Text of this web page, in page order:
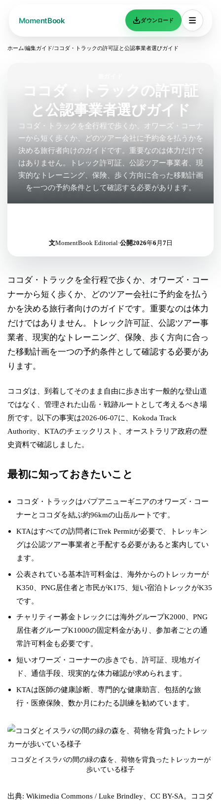
ダウンロード
ホーム/編集ガイド/ココダ・トラックの許可証と公認事業者選びガイド
ココダ・トラックの許可証
と公認事業者選びガイド
ココダ・トラックを全行程で歩くか、オワーズ・コーナ
ーから短く歩くか、どのツアー会社に予約金を払うかを
決める旅行者向けのガイドです。重要なのは体力だけで
はありません。トレック許可証、公認ツアー事業者、現
実的なトレーニング、保険、歩く方向に合った移動計画
を一つの予約条件として確認する必要があります。
文MomentBook Editorial·公開2026年6月7日
ココダ・トラックを全行程で歩くか、オワーズ・コー
ナーから短く歩くか、どのツアー会社に予約金を払う
かを決める旅行者向けのガイドです。重要なのは体力
だけではありません。トレック許可証、公認ツアー事
業者、現実的なトレーニング、保険、歩く方向に合っ
た移動計画を一つの予約条件として確認する必要があ
ります。
ココダは、到着してそのまま自由に歩き出す一般的な登山道
ではなく、管理された山岳・戦跡ルートとして考えるべき場
所です。以下の事実は2026-06-07に、Kokoda Track
Authority、KTAのチェックリスト、オーストラリア政府の歴
史資料で確認しました。
最初に知っておきたいこと
ココダ・トラックはパプアニューギニアのオワーズ・コー
ナーとココダを結ぶ約96kmの山岳ルートです。
KTAはすべての訪問者にTrek Permitが必要で、トレッキン
グは公認ツアー事業者と手配する必要があると案内してい
ます。
公表されている基本許可料金は、海外からのトレッカーが
K350、PNG居住者と市民がK175、短い宿泊トレックがK35
です。
チャリティー募金トレックには海外グループK2000、PNG
居住者グループK1000の固定料金があり、参加者ごとの通
常許可料金も必要です。
短いオワーズ・コーナーの歩きでも、許可証、現地ガイ
ド、通信手段、現実的な体力確認が求められます。
KTAは医師の健康診断、専門的な健康助言、包括的な旅
行・医療保険、数か月にわたる訓練を勧めています。
ココダとイスラバの間の緑の森を、荷物を背負ったトレッカーが
歩いている様子
出典: Wikimedia Commons / Luke Brindley、CC BY-SA。ココダ